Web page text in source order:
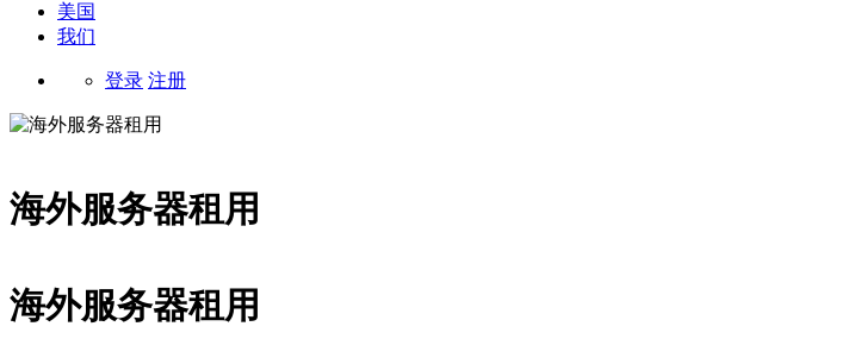
美国
我们
登录 注册
海外服务器租用
海外服务器租用